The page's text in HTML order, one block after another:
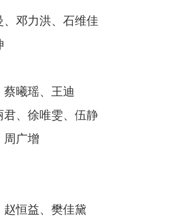
邓力洪、石维佳
曦瑶、王迪
、徐唯雯、伍静
周广增
恒益、樊佳黛